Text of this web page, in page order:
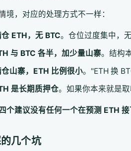
境，对应的处理方式不一样：
ETH，无 BTC。仓位过度集中，
与 BTC 各半，加少量山寨。结构
山寨，ETH 比例很小。"ETH 换
是长期质押仓。如果你本来就是
个建议没有任何一个在预测 ETH
几个坑